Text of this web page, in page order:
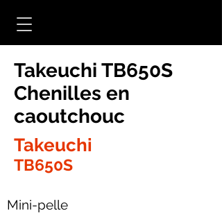
Takeuchi TB650S
Chenilles en
caoutchouc
Takeuchi
TB650S
Mini-pelle